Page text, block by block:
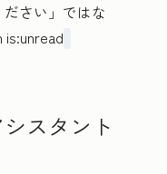
さい 」ではな
is:unread
スタント